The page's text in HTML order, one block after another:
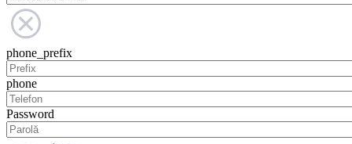
phone_prefix
phone
Password